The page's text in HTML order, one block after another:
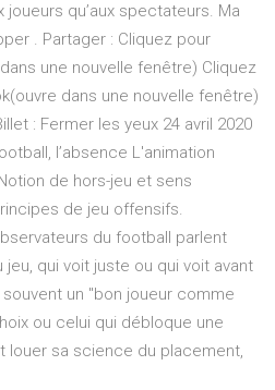
joueurs qu’aux spectateurs. Ma
. Partager : Cliquez pour
une nouvelle fenêtre) Cliquez
dans une nouvelle fenêtre)
: Fermer les yeux 24 avril 2020
l’absence L'animation
de hors-jeu et sens
de jeu offensifs.
du football parlent
qui voit juste ou qui voit avant
un "bon joueur comme
ou celui qui débloque une
louer sa science du placement,